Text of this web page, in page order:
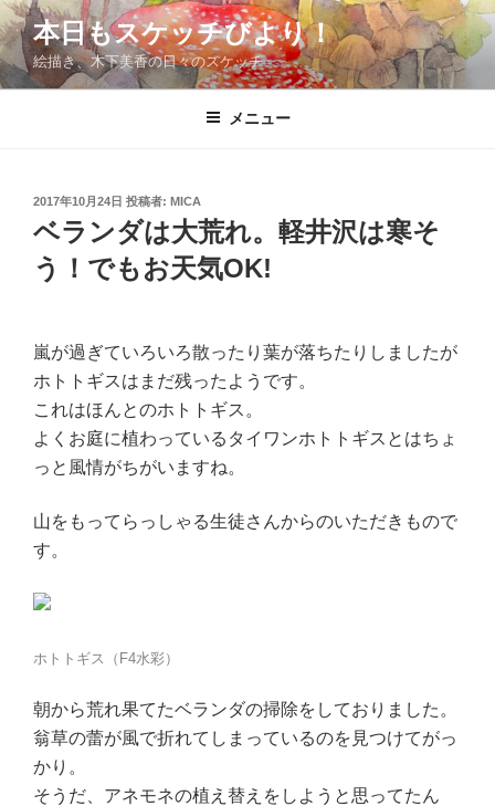
コ
ン
テ
ン
本日もスケッチびより！
絵描き、木下美香の日々のスケッチ
メニュー
投
日:
2017年10月24日 投稿者: MICA
ベランダは大荒れ。軽井沢は寒そ
う！でもお天気OK!
嵐が過ぎていろいろ散ったり葉が落ちたりしましたが
ホトトギスはまだ残ったようです。
これはほんとのホトトギス。
よくお庭に植わっているタイワンホトトギスとはちょ
っと風情がちがいますね。
山をもってらっしゃる生徒さんからのいただきもので
す。
ホトトギス（F4水彩）
朝から荒れ果てたベランダの掃除をしておりました。
翁草の蕾が風で折れてしまっているのを見つけてがっ
かり。
そうだ、アネモネの植え替えをしようと思ってたん